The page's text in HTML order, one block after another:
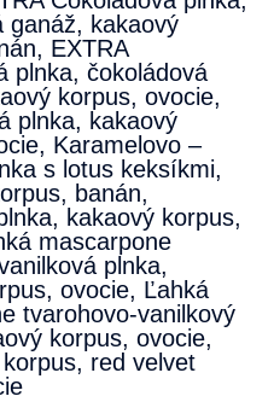
ganáž, kakaový
, EXTRA
plnka, čokoládová
korpus, ovocie,
plnka, kakaový
, Karamelovo –
s lotus keksíkmi,
banán,
kakaový korpus,
mascarpone
plnka,
ovocie, Ľahká
tvarohovo-vanilkový
korpus, ovocie,
red velvet